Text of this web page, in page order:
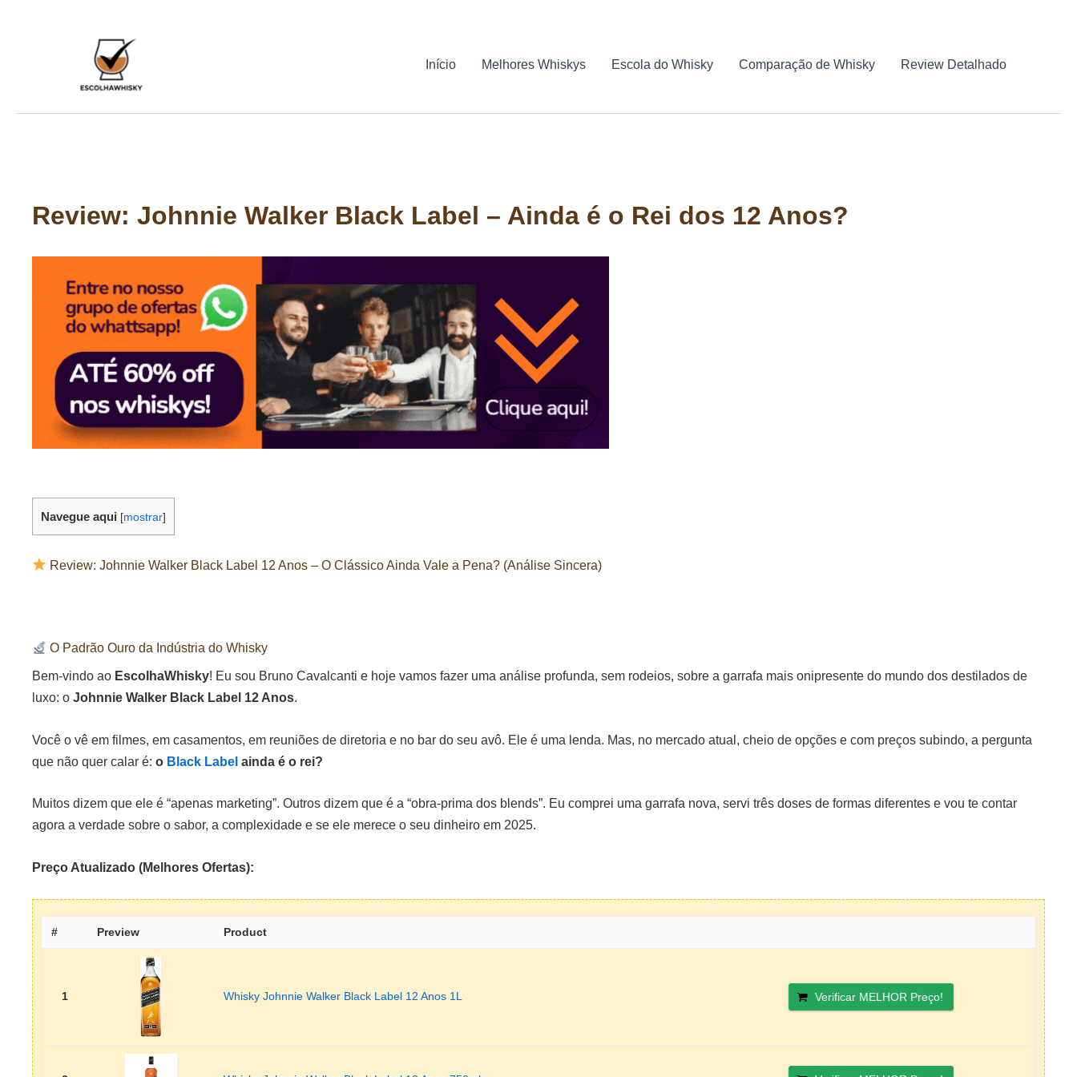
Início Melhores Whiskys Escola do Whisky Comparação de Whisky Review Detalhado
Review: Johnnie Walker Black Label – Ainda é o Rei dos 12 Anos?
Navegue aqui [mostrar]
Review: Johnnie Walker Black Label 12 Anos – O Clássico Ainda Vale a Pena? (Análise Sincera)
O Padrão Ouro da Indústria do Whisky
Bem-vindo ao EscolhaWhisky! Eu sou Bruno Cavalcanti e hoje vamos fazer uma análise profunda, sem rodeios, sobre a garrafa mais onipresente do mundo dos destilados de
luxo: o Johnnie Walker Black Label 12 Anos.
Você o vê em filmes, em casamentos, em reuniões de diretoria e no bar do seu avô. Ele é uma lenda. Mas, no mercado atual, cheio de opções e com preços subindo, a pergunta
que não quer calar é: o Black Label ainda é o rei?
Muitos dizem que ele é “apenas marketing”. Outros dizem que é a “obra-prima dos blends”. Eu comprei uma garrafa nova, servi três doses de formas diferentes e vou te contar
agora a verdade sobre o sabor, a complexidade e se ele merece o seu dinheiro em 2025.
Preço Atualizado (Melhores Ofertas):
# Preview Product
1 Whisky Johnnie Walker Black Label 12 Anos 1L Verificar MELHOR Preço!